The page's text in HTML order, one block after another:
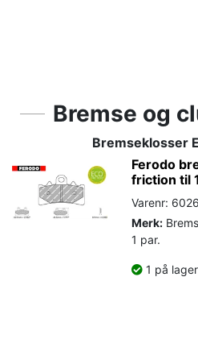
Bremse og
Bremseklosser
Ferodo
friction til
Varenr:
Merk:
1 par.
1 på